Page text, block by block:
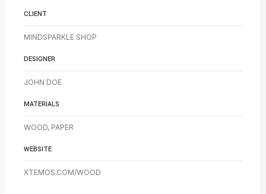
CLIENT
MINDSPARKLE SHOP
DESIGNER
JOHN DOE
MATERIALS
WOOD, PAPER
WEBSITE
XTEMOS.COM/WOOD